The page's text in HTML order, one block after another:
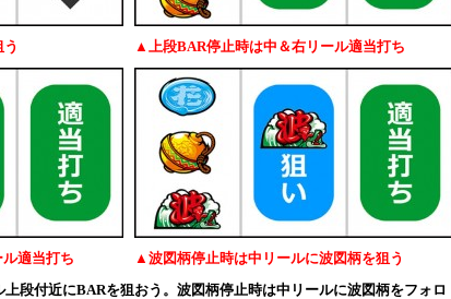
▲上段BAR停止時は中＆右リール適当打ち
適当打ち
▲波図柄停止時は中リールに波図柄を狙う
段付近にBARを狙おう。波図柄停止時は中リールに波図柄をフォロ